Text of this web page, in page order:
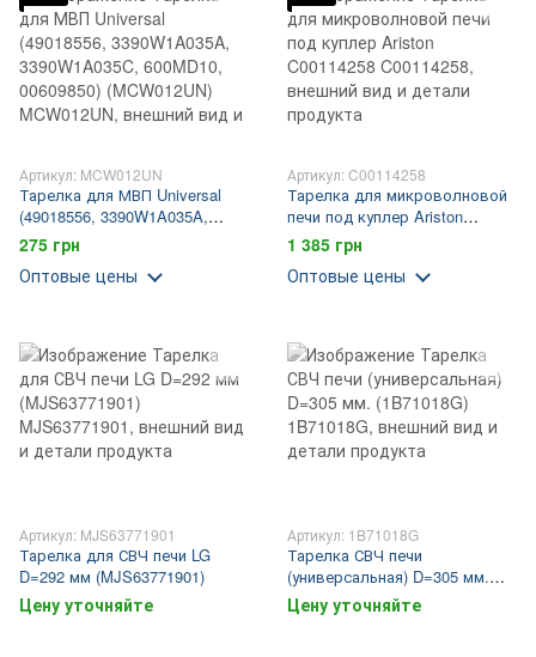
Артикул: MCW012UN
Тарелка для МВП Universal
(49018556, 3390W1A035A,
3390W1A035C, 600MD10,
00609850) (MCW012UN)
275 грн
Оптовые цены
Артикул: C00114258
Тарелка для микроволновой
печи под куплер Ariston
C00114258
1 385 грн
Оптовые цены
Артикул: MJS63771901
Тарелка для СВЧ печи LG
D=292 мм (MJS63771901)
Цену уточняйте
Артикул: 1B71018G
Тарелка СВЧ печи
(универсальная) D=305 мм.
(1B71018G)
Цену уточняйте